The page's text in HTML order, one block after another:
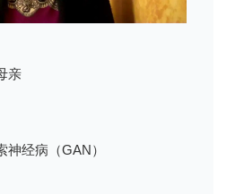
亲
神经病（GAN）